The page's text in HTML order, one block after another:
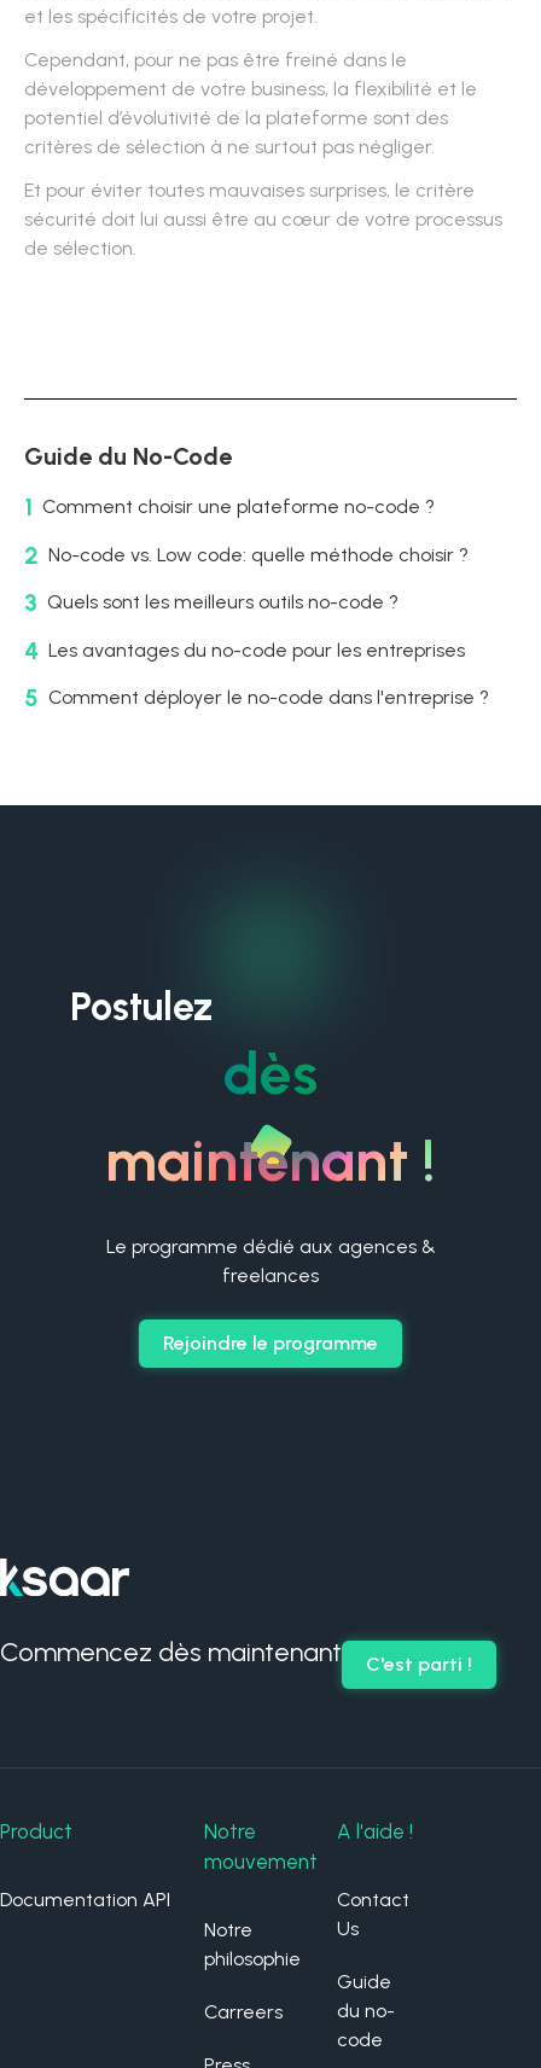
Guide du No-Code
1 Comment choisir une plateforme no-code ?
2 No-code vs. Low code: quelle méthode choisir ?
3 Quels sont les meilleurs outils no-code ?
4 Les avantages du no-code pour les entreprises
5 Comment déployer le no-code dans l'entreprise ?
et les spécificités de votre projet.
Cependant, pour ne pas être freiné dans le
développement de votre business, la flexibilité et le
potentiel d’évolutivité de la plateforme sont des
critères de sélection à ne surtout pas négliger.
Et pour éviter toutes mauvaises surprises, le critère
sécurité doit lui aussi être au cœur de votre processus
de sélection.
Postulez
dès
maintenant !
Le programme dédié aux agences &
freelances
Rejoindre le programme
Commencez dès maintenant C'est parti !
Product
Documentation API
Notre
mouvement
Notre
philosophie
Carreers
A l'aide !
Contact
Us
Guide
du no-
code